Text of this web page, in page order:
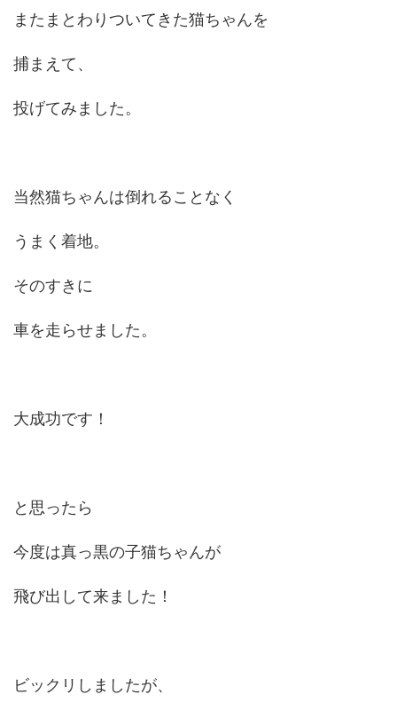
またまとわりついてきた猫ちゃんを
捕まえて、
投げてみました。
当然猫ちゃんは倒れることなく
うまく着地。
そのすきに
車を走らせました。
大成功です！
と思ったら
今度は真っ黒の子猫ちゃんが
飛び出して来ました！
ビックリしましたが、